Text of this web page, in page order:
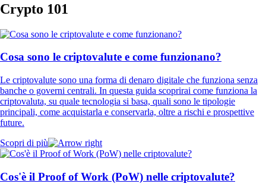
Crypto 101
Cosa sono le criptovalute e come funzionano?
Le criptovalute sono una forma di denaro digitale che funziona senza
banche o governi centrali. In questa guida scoprirai come funziona la
criptovaluta, su quale tecnologia si basa, quali sono le tipologie
principali, come acquistarla e conservarla, oltre a rischi e prospettive
future.
Scopri di più
Cos'è il Proof of Work (PoW) nelle criptovalute?